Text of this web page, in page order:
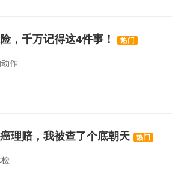
，千万记得这4件事！ 热门
作
理赔，我被查了个底朝天 热门